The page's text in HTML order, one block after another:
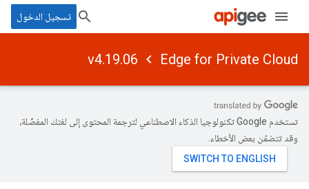
تسجيل الدخول
Edge for Private Cloud
v4.19.06
تستخدم Google تكنولوجيا الذكاء الاصطناعي لترجمة المحتوى إلى لغتك المفضّلة،
وقد تتضمّن بعض الأخطاء.